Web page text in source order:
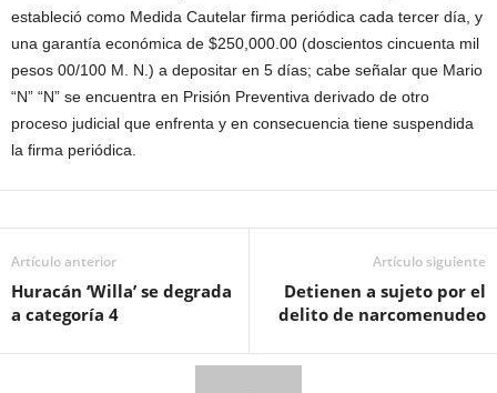
estableció como Medida Cautelar firma periódica cada tercer día, y
una garantía económica de $250,000.00 (doscientos cincuenta mil
pesos 00/100 M. N.) a depositar en 5 días; cabe señalar que Mario
“N” “N” se encuentra en Prisión Preventiva derivado de otro
proceso judicial que enfrenta y en consecuencia tiene suspendida
la firma periódica.
Artículo anterior
Huracán ‘Willa’ se degrada
a categoría 4
Artículo siguiente
Detienen a sujeto por el
delito de narcomenudeo